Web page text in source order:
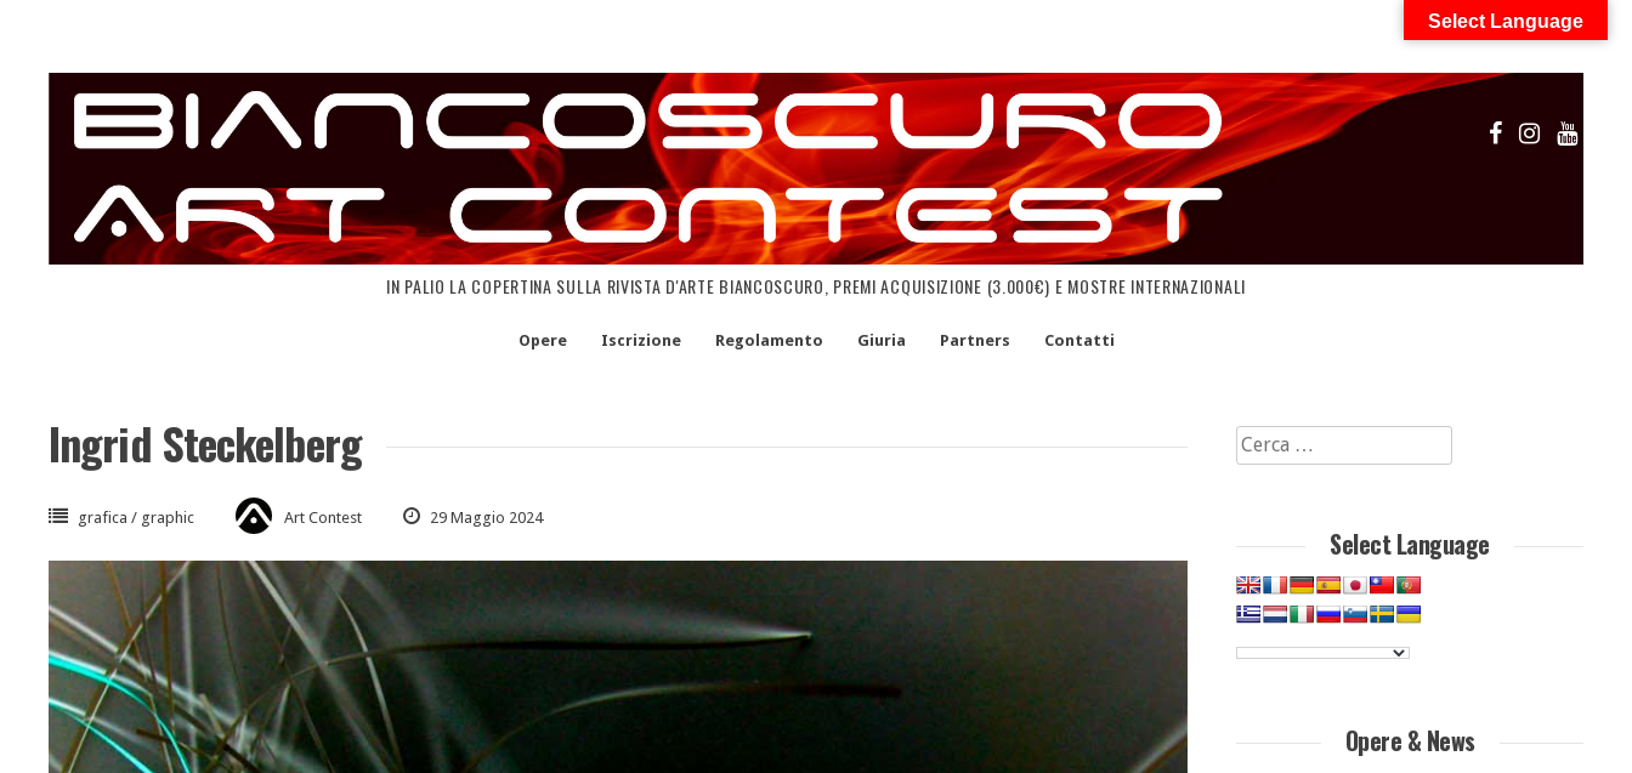
content
IN PALIO LA COPERTINA SULLA RIVISTA D'ARTE BIANCOSCURO, PREMI ACQUISIZIONE (3.000€) E MOSTRE INTERNAZIONALI
Opere Iscrizione Regolamento Giuria Partners Contatti
Ingrid Steckelberg
grafica / graphic Art Contest 29 Maggio 2024
Ricerca
per:
Select Language
Opere & News
Select Language